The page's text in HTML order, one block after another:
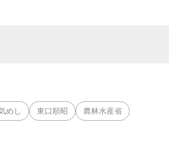
めし 東口順昭 農林水産省